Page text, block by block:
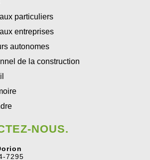
particuliers
entreprises
autonomes
de la construction
NOUS.
7295